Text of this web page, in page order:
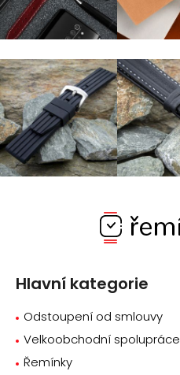
Hlavní kategorie
Odstoupení od smlouvy
Velkoobchodní spolupráce
Řemínky